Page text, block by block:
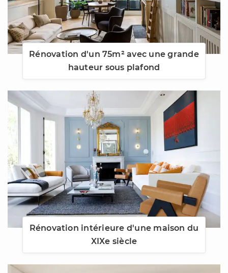
Rénovation d'un 75m² avec une grande
hauteur sous plafond
Rénovation intérieure d'une maison du
XIXe siècle